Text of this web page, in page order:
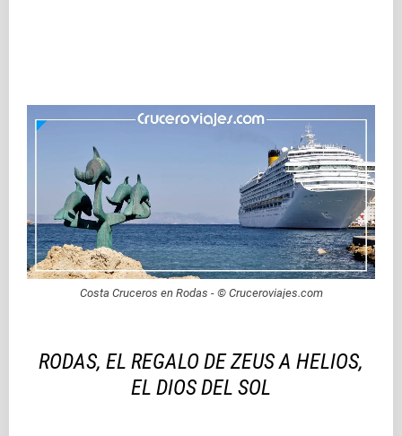
Costa Cruceros en Rodas - © Cruceroviajes.com
RODAS, EL REGALO DE ZEUS A HELIOS,
EL DIOS DEL SOL